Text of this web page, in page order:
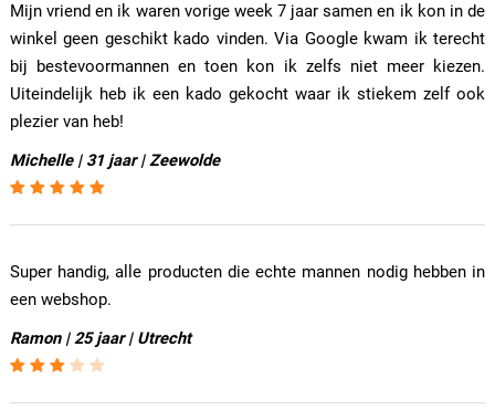
Mijn vriend en ik waren vorige week 7 jaar samen en ik kon in de
winkel geen geschikt kado vinden. Via Google kwam ik terecht
bij bestevoormannen en toen kon ik zelfs niet meer kiezen.
Uiteindelijk heb ik een kado gekocht waar ik stiekem zelf ook
plezier van heb!
Michelle | 31 jaar | Zeewolde
Super handig, alle producten die echte mannen nodig hebben in
een webshop.
Ramon | 25 jaar | Utrecht